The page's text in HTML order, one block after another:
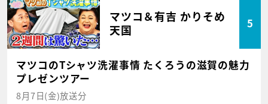
マツコ＆有吉 かりそめ
天国
5
マツコのTシャツ洗濯事情 たくろうの滋賀の魅力
プレゼンツアー
8月7日(金)放送分